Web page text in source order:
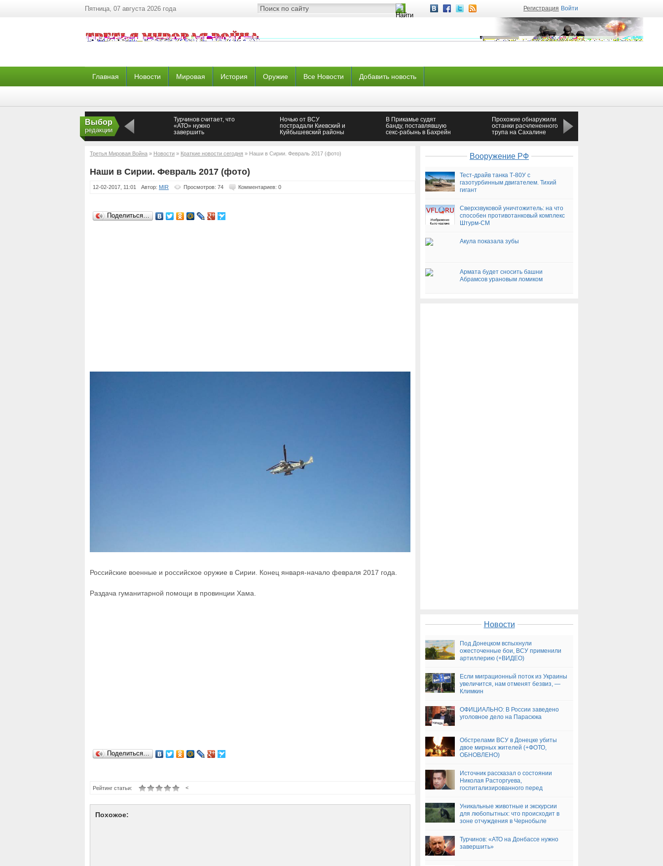
Пятница, 07 августа 2026 года Регистрация Войти
Главная Новости Мировая История Оружие Все Новости Добавить новость
Выбор
редакции
Турчинов считает, что
«АТО» нужно
завершить
Ночью от ВСУ
пострадали Киевский и
Куйбышевский районы
В Прикамье судят
банду, поставлявшую
секс-рабынь в Бахрейн
Прохожие обнаружили
останки расчлененного
трупа на Сахалине
Третья Мировая Война » Новости » Краткие новости сегодня » Наши в Сирии. Февраль 2017 (фото)
Наши в Сирии. Февраль 2017 (фото)
12-02-2017, 11:01 Автор: MIR Просмотров: 74 Комментариев: 0
Поделиться…
Российские военные и российское оружие в Сирии. Конец января-начало февраля 2017 года.
Раздача гуманитарной помощи в провинции Хама.
Поделиться…
<
Рейтинг статьи:
Похожое:
Вооружение РФ
Тест-драйв танка Т-80У с
газотурбинным двигателем. Тихий
гигант
Сверхзвуковой уничтожитель: на что
способен противотанковый комплекс
Штурм-СМ
Акула показала зубы
Армата будет сносить башни
Абрамсов урановым ломиком
Новости
Под Донецком вспыхнули
ожесточенные бои, ВСУ применили
артиллерию (+ВИДЕО)
Если миграционный поток из Украины
увеличится, нам отменят безвиз, —
Климкин
ОФИЦИАЛЬНО: В России заведено
уголовное дело на Парасюка
Обстрелами ВСУ в Донецке убиты
двое мирных жителей (+ФОТО,
ОБНОВЛЕНО)
Источник рассказал о состоянии
Николая Расторгуева,
госпитализированного перед
Уникальные животные и экскурсии
для любопытных: что происходит в
зоне отчуждения в Чернобыле
Турчинов: «АТО на Донбассе нужно
завершить»